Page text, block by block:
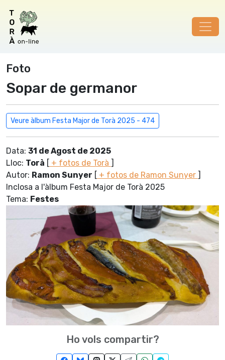
Foto
Sopar de germanor
Veure àlbum Festa Major de Torà 2025 - 474
Data: 31 de Agost de 2025
Lloc: Torà [ + fotos de Torà ]
Autor: Ramon Sunyer [ + fotos de Ramon Sunyer ]
Inclosa a l'àlbum Festa Major de Torà 2025
Tema: Festes
Ho vols compartir?